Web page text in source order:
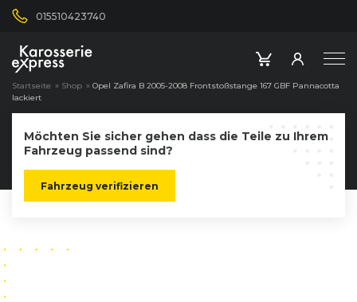
015510423740
Startseite » Shop » Opel Zafira B 2005-2008 Frontstoßstange 167 GBF Pannacotta
lackiert
Möchten Sie sicher gehen dass die Teile zu Ihrem
Fahrzeug passend sind?
Fahrzeug verifizieren